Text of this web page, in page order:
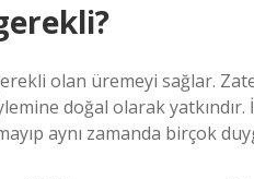
olan üremeyi sağlar.
doğal olarak
aynı zamanda birçok